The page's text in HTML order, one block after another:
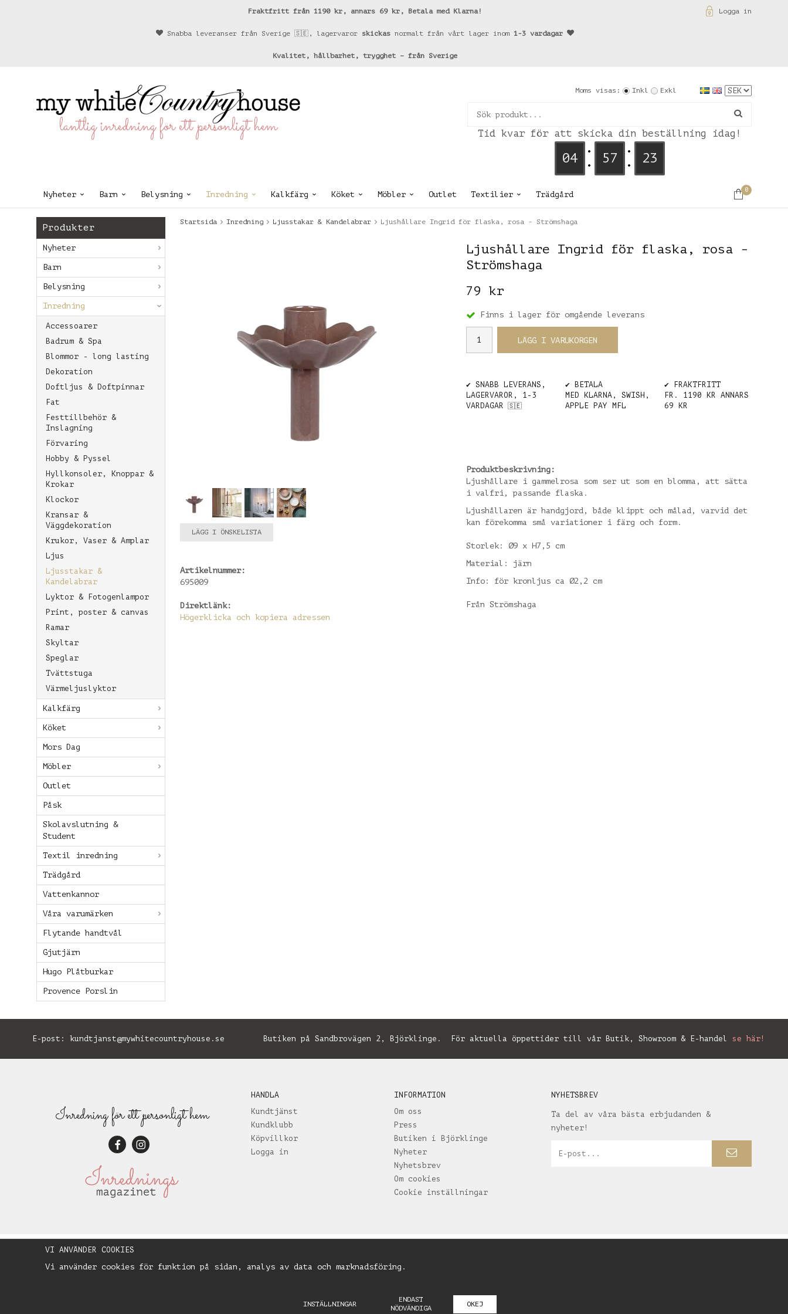
Logga in
Fraktfritt från 1190 kr, annars 69 kr, Betala med Klarna!
Snabba leveranser från Sverige 🇸🇪, lagervaror skickas normalt från vårt lager inom 1-3 vardagar
Kvalitet, hållbarhet, trygghet – från Sverige
lantlig inredning för ett personligt hem
Moms visas: Inkl Exkl
Tid kvar för att skicka din beställning idag!
04 57 23
Nyheter Barn Belysning Inredning Kalkfärg Köket Möbler Outlet Textilier Trädgård
0
Produkter
Nyheter
Barn
Belysning
Inredning
Accessoarer
Badrum & Spa
Blommor - long lasting
Dekoration
Doftljus & Doftpinnar
Fat
Festtillbehör &
Inslagning
Förvaring
Hobby & Pyssel
Hyllkonsoler, Knoppar &
Krokar
Klockor
Kransar &
Väggdekoration
Krukor, Vaser & Amplar
Ljus
Ljusstakar &
Kandelabrar
Lyktor & Fotogenlampor
Print, poster & canvas
Ramar
Skyltar
Speglar
Tvättstuga
Värmeljuslyktor
Kalkfärg
Köket
Mors Dag
Möbler
Outlet
Påsk
Skolavslutning &
Student
Textil inredning
Trädgård
Vattenkannor
Våra varumärken
Flytande handtvål
Gjutjärn
Hugo Plåtburkar
Provence Porslin
Startsida Inredning Ljusstakar & Kandelabrar Ljushållare Ingrid för flaska, rosa - Strömshaga
Ljushållare Ingrid för flaska, rosa -
Strömshaga
79 kr
Finns i lager för omgående leverans
LÄGG I VARUKORGEN
✔️ SNABB LEVERANS,
LAGERVAROR, 1-3
VARDAGAR
🇸🇪
✔️ BETALA
MED KLARNA, SWISH,
APPLE PAY MFL
✔️ FRAKTFRITT
FR. 1190 KR ANNARS
69 KR
Produktbeskrivning:
Ljushållare i gammelrosa som ser ut som en blomma, att sätta
i valfri, passande flaska.
Ljushållaren är handgjord, både klippt och målad, varvid det
kan förekomma små variationer i färg och form.
Storlek: Ø9 x H7,5 cm
Material: järn
Info: för kronljus ca Ø2,2 cm
Från Strömshaga
LÄGG I ÖNSKELISTA
Artikelnummer:
695009
Direktlänk:
Högerklicka och kopiera adressen
E-post: kundtjanst@mywhitecountryhouse.se Butiken på Sandbrovägen 2, Björklinge. För aktuella öppettider till vår Butik, Showroom & E-handel se här!
Inredning för ett personligt hem
HANDLA
Kundtjänst
Kundklubb
Köpvillkor
Logga in
INFORMATION
Om oss
Press
Butiken i Björklinge
Nyheter
Nyhetsbrev
Om cookies
Cookie inställningar
NYHETSBREV
Ta del av våra bästa erbjudanden &
nyheter!
Drift & produktion:Wikinggruppen
VI ANVÄNDER COOKIES
Vi använder cookies för funktion på sidan, analys av data och marknadsföring.
INSTÄLLNINGAR
ENDAST
NÖDVÄNDIGA
OKEJ